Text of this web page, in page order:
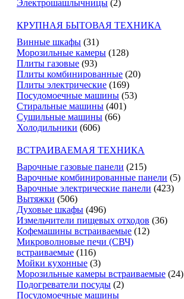
Электрошашлычницы (2)
КРУПНАЯ БЫТОВАЯ ТЕХНИКА
Винные шкафы (31)
Морозильные камеры (128)
Плиты газовые (93)
Плиты комбинированные (20)
Плиты электрические (169)
Посудомоечные машины (53)
Стиральные машины (401)
Сушильные машины (66)
Холодильники (606)
ВСТРАИВАЕМАЯ ТЕХНИКА
Варочные газовые панели (215)
Варочные комбинированные панели (5)
Варочные электрические панели (423)
Вытяжки (506)
Духовые шкафы (496)
Измельчители пищевых отходов (36)
Кофемашины встраиваемые (12)
Микроволновые печи (СВЧ)
встраиваемые (116)
Мойки кухонные (3)
Морозильные камеры встраиваемые (24)
Подогреватели посуды (2)
Посудомоечные машины